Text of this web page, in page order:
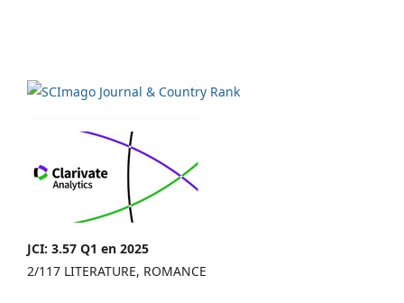
JCI: 3.57 Q1 en 2025
2/117 LITERATURE, ROMANCE